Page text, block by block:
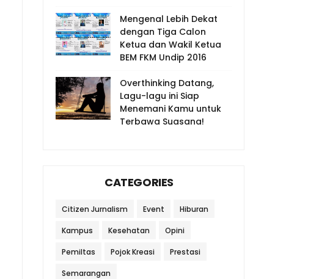
Mengenal Lebih Dekat
dengan Tiga Calon
Ketua dan Wakil Ketua
BEM FKM Undip 2016
Overthinking Datang,
Lagu-lagu ini Siap
Menemani Kamu untuk
Terbawa Suasana!
CATEGORIES
Citizen Jurnalism Event Hiburan
Kampus Kesehatan Opini
Pemiltas Pojok Kreasi Prestasi
Semarangan